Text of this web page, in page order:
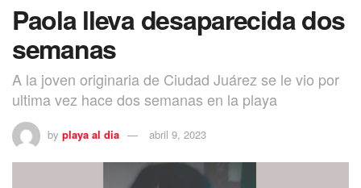
Paola lleva desaparecida dos
semanas
A la joven originaria de Ciudad Juárez se le vio por
ultima vez hace dos semanas en la playa
by playa al dia abril 9, 2023